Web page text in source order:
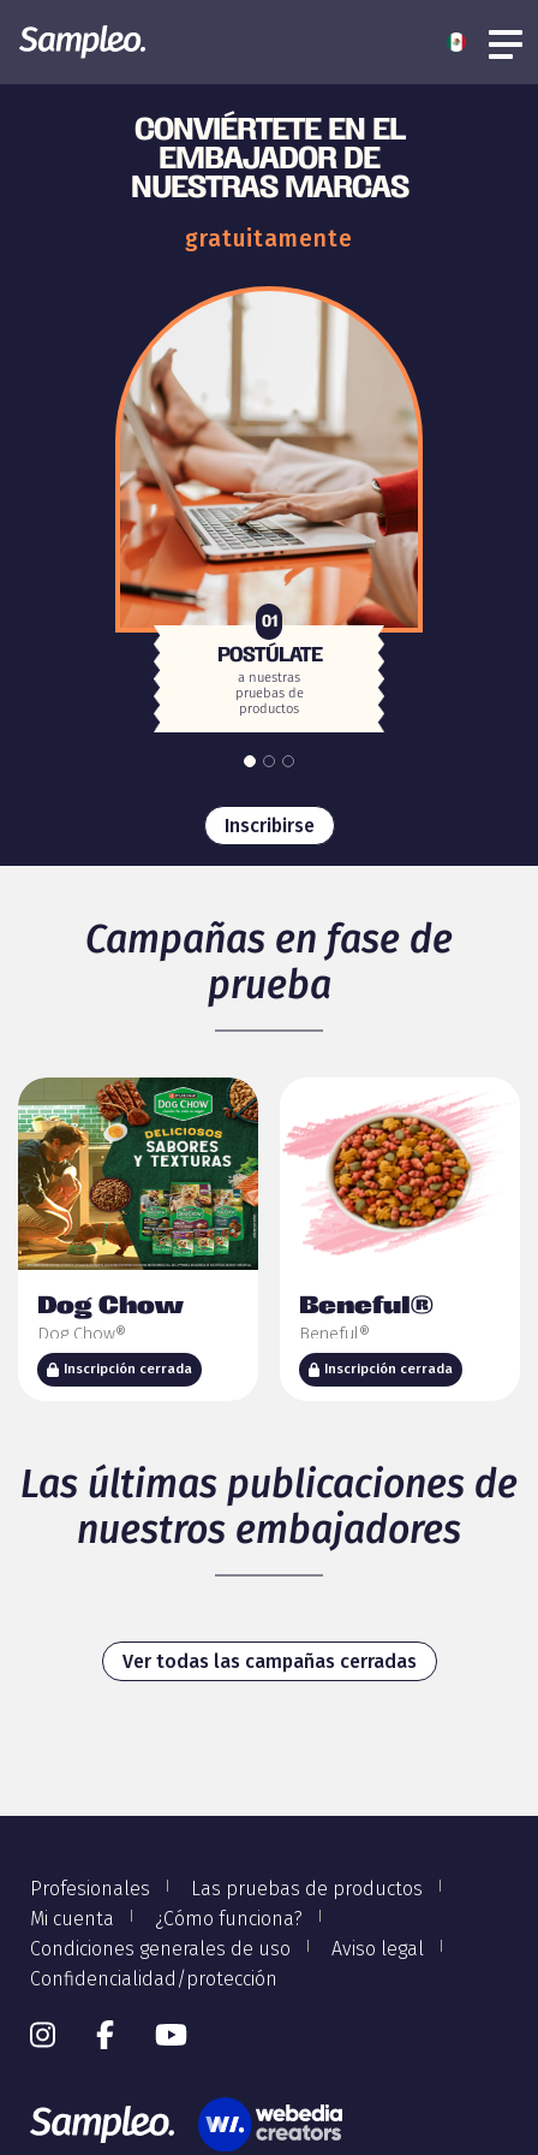
CONVIÉRTETE EN EL
EMBAJADOR DE
NUESTRAS MARCAS
gratuitamente
01
POSTÚLATE
a nuestras
pruebas de
productos
Inscribirse
Campañas en fase de
prueba
Dog Chow
Dog Chow®
Inscripción cerrada
Beneful®
Beneful®
Inscripción cerrada
Las últimas publicaciones de
nuestros embajadores
Ver todas las campañas cerradas
Profesionales
Las pruebas de productos
Mi cuenta
¿Cómo funciona?
Condiciones generales de uso
Aviso legal
Confidencialidad/protección